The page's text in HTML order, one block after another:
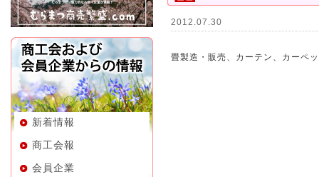
新着情報
商工会報
会員企業
2012.07.30
畳製造・販売、カーテン、カーペ